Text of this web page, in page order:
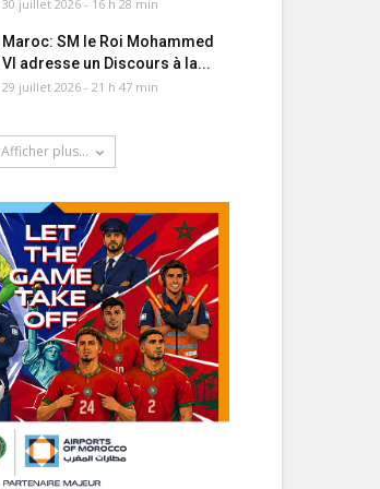
30 juillet 2026 - 16 h 28 min
Maroc: SM le Roi Mohammed
VI adresse un Discours à la...
29 juillet 2026 - 21 h 47 min
Afficher plus...